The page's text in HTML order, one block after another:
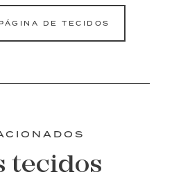
DE TECIDOS
tecidos